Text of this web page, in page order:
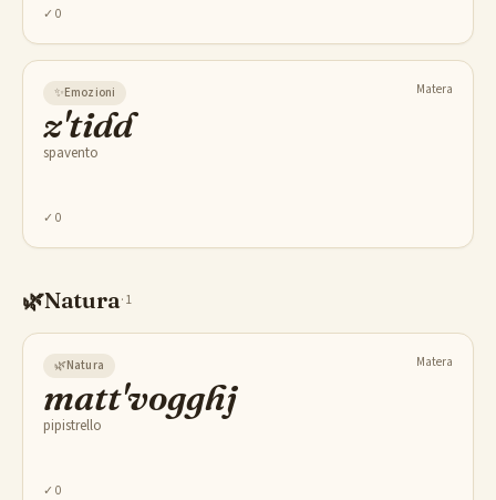
✓ 0
✨Emozioni Matera
z'tidd
spavento
✓ 0
🌿Natura·1
🌿Natura Matera
matt'vogghj
pipistrello
✓ 0